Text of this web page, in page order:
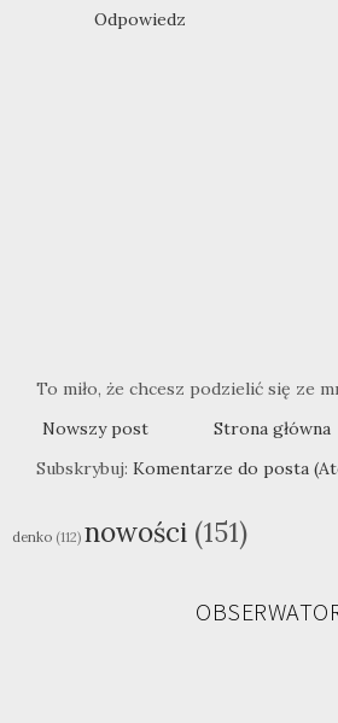
Odpowiedz
To miło, że chcesz podzielić się ze
Nowszy post
Strona główna
Subskrybuj: Komentarze do posta
denko (112) nowości (151)